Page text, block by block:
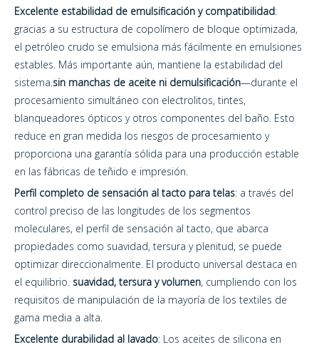
Excelente estabilidad de emulsificación y compatibilidad:
gracias a su estructura de copolímero de bloque optimizada,
el petróleo crudo se emulsiona más fácilmente en emulsiones
estables. Más importante aún, mantiene la estabilidad del
sistema.sin manchas de aceite ni demulsificación—durante el
procesamiento simultáneo con electrolitos, tintes,
blanqueadores ópticos y otros componentes del baño. Esto
reduce en gran medida los riesgos de procesamiento y
proporciona una garantía sólida para una producción estable
en las fábricas de teñido e impresión.
Perfil completo de sensación al tacto para telas: a través del
control preciso de las longitudes de los segmentos
moleculares, el perfil de sensación al tacto, que abarca
propiedades como suavidad, tersura y plenitud, se puede
optimizar direccionalmente. El producto universal destaca en
el equilibrio. suavidad, tersura y volumen, cumpliendo con los
requisitos de manipulación de la mayoría de los textiles de
gama media a alta.
Excelente durabilidad al lavado: Los aceites de silicona en